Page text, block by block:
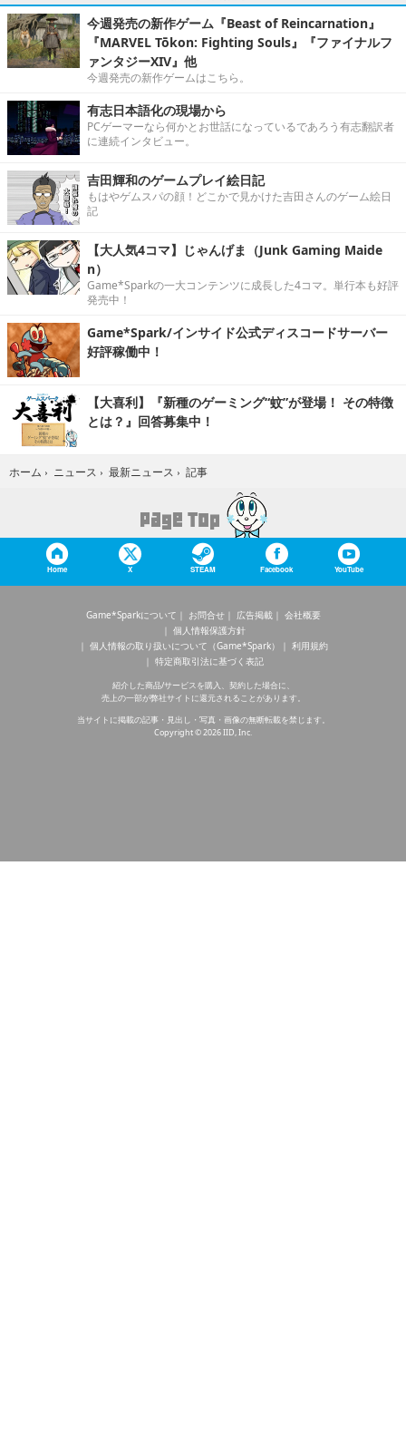
今週発売の新作ゲーム『Beast of Reincarnation』
『MARVEL Tōkon: Fighting Souls』『ファイナルフ
ァンタジーXIV』他
今週発売の新作ゲームはこちら。
有志日本語化の現場から
PCゲーマーなら何かとお世話になっているであろう有志翻訳者
に連続インタビュー。
吉田輝和のゲームプレイ絵日記
もはやゲムスパの顔！どこかで見かけた吉田さんのゲーム絵日
記
【大人気4コマ】じゃんげま（Junk Gaming Maide
n）
Game*Sparkの一大コンテンツに成長した4コマ。単行本も好評
発売中！
Game*Spark/インサイド公式ディスコードサーバー
好評稼働中！
【大喜利】『新種のゲーミング“蚊”が登場！ その特徴
とは？』回答募集中！
ホーム › ニュース › 最新ニュース › 記事
Home X STEAM Facebook YouTube
Game*Sparkについて お問合せ 広告掲載
会社概要
個人情報保護方針
個人情報の取り扱いについて（Game*Spark）
利用規約
特定商取引法に基づく表記
紹介した商品/サービスを購入、契約した場合に、
売上の一部が弊社サイトに還元されることがあります。
当サイトに掲載の記事・見出し・写真・画像の無断転載を禁じます。
Copyright © 2026 IID, Inc.